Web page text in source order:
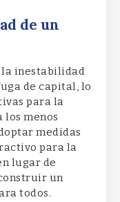
de un
la inestabilidad
de capital, lo
para la
los menos
medidas
para la
lugar de
un
todos.